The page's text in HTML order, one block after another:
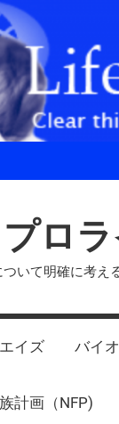
ロ
いて明確に考え
エイズ バイ
計画（NFP)